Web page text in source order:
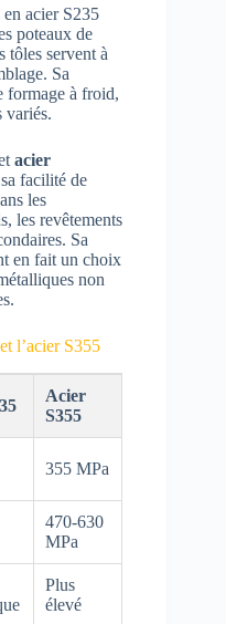
acier S235
poteaux de
tôles servent à
Sa
formage à froid,
variés.
acier
facilité de
les
les revêtements
Sa
en fait un choix
non
l’acier S355
Acier
S355
355 MPa
470-630
MPa
Plus
élevé